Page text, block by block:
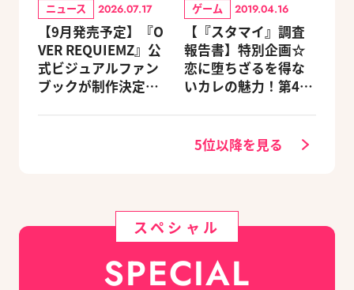
ニュース 2026.07.17
【9月発売予定】『O
VER REQUIEMZ』公
式ビジュアルファン
ブックが制作決定！
ゲーム 2019.04.16
【『スタマイ』調査
報告書】特別企画☆
恋に堕ちざるを得な
いカレの魅力！第4
5位以降を見る
スペシャル
SPECIAL